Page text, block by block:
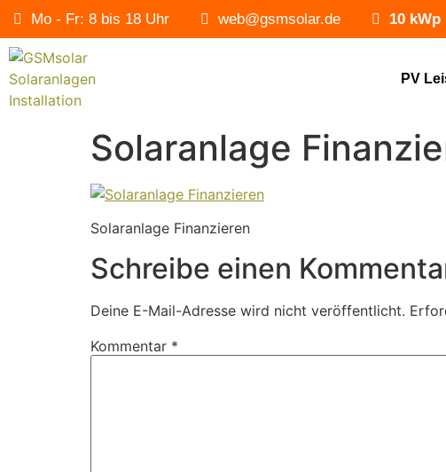
Mo - Fr: 8 bis 18 Uhr web@gsmsolar.de 10 kWp
PV
Solaranlage
Solaranlage Finanzieren
Schreibe einen
Deine E-Mail-Adresse wird nicht veröffentlicht.
Kommentar *